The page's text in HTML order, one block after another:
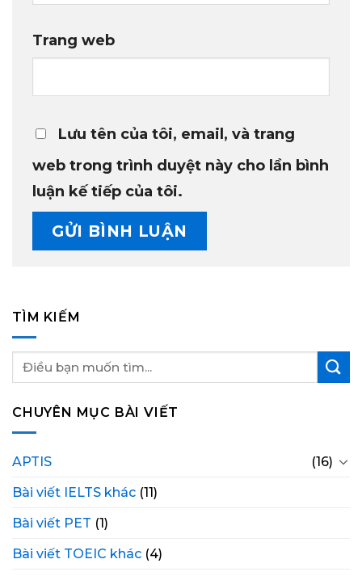
Trang web
Lưu tên của tôi, email, và trang
web trong trình duyệt này cho lần bình
luận kế tiếp của tôi.
TÌM KIẾM
CHUYÊN MỤC BÀI VIẾT
APTIS
(16)
Bài viết IELTS khác (11)
Bài viết PET (1)
Bài viết TOEIC khác (4)